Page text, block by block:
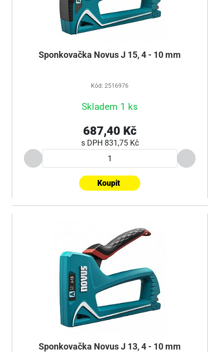
Sponkovačka Novus J 15, 4 - 10 mm
Kód: 2516976
Skladem 1 ks
687,40 Kč
s DPH 831,75 Kč
Koupit
Sponkovačka Novus J 13, 4 - 10 mm